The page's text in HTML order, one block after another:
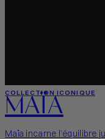
COLLECTION ICONIQUE
MAÏA
Maïa incarne l’équilibre